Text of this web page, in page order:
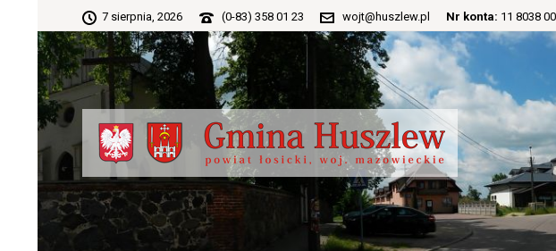
7 sierpnia, 2026 (0-83) 358 01 23 wojt@huszlew.pl Nr konta: 11 8038